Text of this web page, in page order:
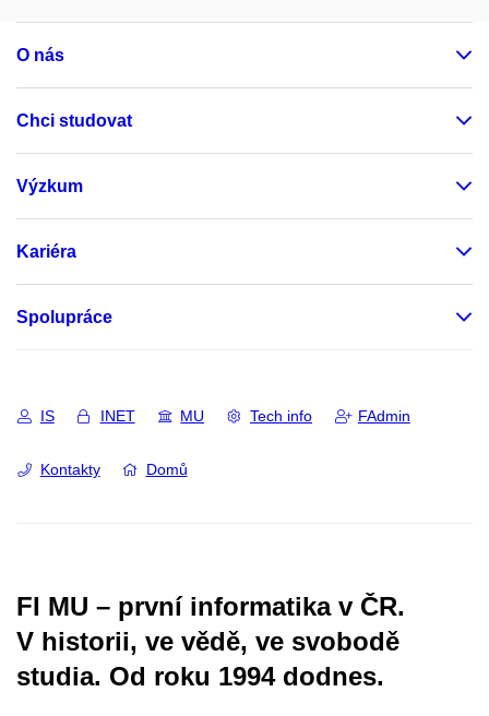
O nás
Chci studovat
Výzkum
Kariéra
Spolupráce
IS INET MU Tech info FAdmin
Kontakty Domů
FI MU – první informatika v ČR.
V historii, ve vědě, ve svobodě
studia. Od roku 1994 dodnes.